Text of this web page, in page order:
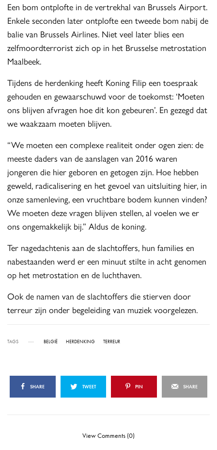
Een bom ontplofte in de vertrekhal van Brussels Airport.
Enkele seconden later ontplofte een tweede bom nabij de
balie van Brussels Airlines. Niet veel later blies een
zelfmoordterrorist zich op in het Brusselse metrostation
Maalbeek.
Tijdens de herdenking heeft Koning Filip een toespraak
gehouden en gewaarschuwd voor de toekomst: ‘Moeten
ons blijven afvragen hoe dit kon gebeuren’. En gezegd dat
we waakzaam moeten blijven.
“We moeten een complexe realiteit onder ogen zien: de
meeste daders van de aanslagen van 2016 waren
jongeren die hier geboren en getogen zijn. Hoe hebben
geweld, radicalisering en het gevoel van uitsluiting hier, in
onze samenleving, een vruchtbare bodem kunnen vinden?
We moeten deze vragen blijven stellen, al voelen we er
ons ongemakkelijk bij.” Aldus de koning.
Ter nagedachtenis aan de slachtoffers, hun families en
nabestaanden werd er een minuut stilte in acht genomen
op het metrostation en de luchthaven.
Ook de namen van de slachtoffers die stierven door
terreur zijn onder begeleiding van muziek voorgelezen.
TAGS BELGIË HERDENKING TERREUR
SHARE TWEET PIN SHARE
View Comments (0)